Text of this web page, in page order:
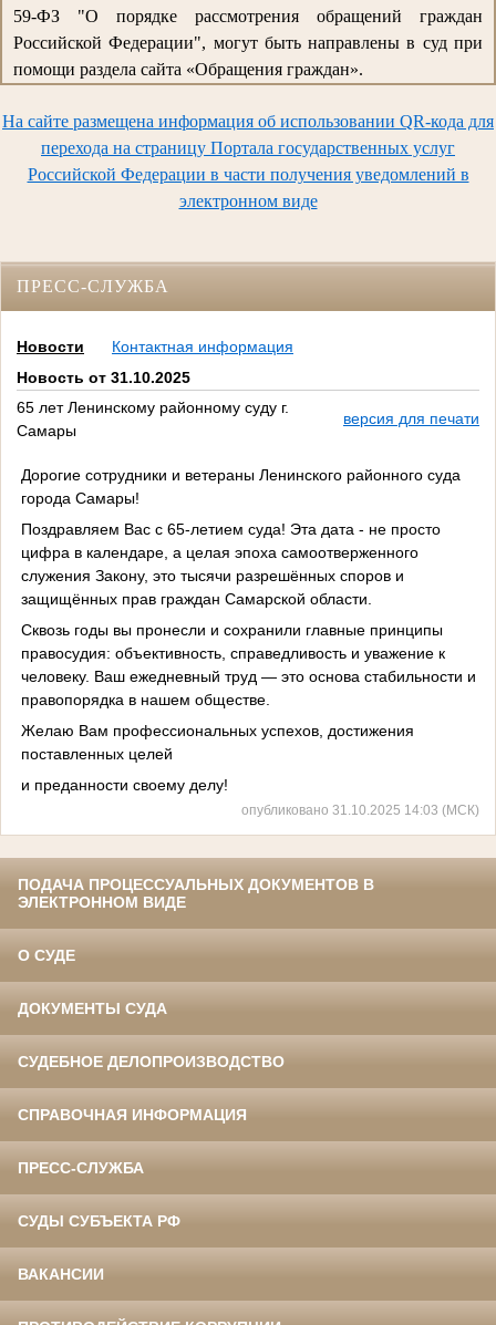
59-ФЗ "О порядке рассмотрения обращений граждан
Российской Федерации", могут быть направлены в суд при
помощи раздела сайта «Обращения граждан».
На сайте размещена информация об использовании QR-кода для
перехода на страницу Портала государственных услуг
Российской Федерации в части получения уведомлений в
электронном виде
ПРЕСС-СЛУЖБА
Новости
Контактная информация
Новость от 31.10.2025
65 лет Ленинскому районному суду г.
Самары
версия для печати
Дорогие сотрудники и ветераны Ленинского районного суда
города Самары!
Поздравляем Вас с 65-летием суда! Эта дата - не просто
цифра в календаре, а целая эпоха самоотверженного
служения Закону, это тысячи разрешённых споров и
защищённых прав граждан Самарской области.
Сквозь годы вы пронесли и сохранили главные принципы
правосудия: объективность, справедливость и уважение к
человеку. Ваш ежедневный труд — это основа стабильности и
правопорядка в нашем обществе.
Желаю Вам профессиональных успехов, достижения
поставленных целей
и преданности своему делу!
опубликовано 31.10.2025 14:03 (МСК)
ПОДАЧА ПРОЦЕССУАЛЬНЫХ ДОКУМЕНТОВ В
ЭЛЕКТРОННОМ ВИДЕ
О СУДЕ
ДОКУМЕНТЫ СУДА
СУДЕБНОЕ ДЕЛОПРОИЗВОДСТВО
СПРАВОЧНАЯ ИНФОРМАЦИЯ
ПРЕСС-СЛУЖБА
СУДЫ СУБЪЕКТА РФ
ВАКАНСИИ